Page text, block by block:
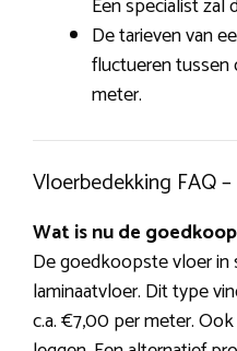
Een specialist zal
De tarieven van
fluctueren
meter.
Vloerbedekking FAQ
Wat is nu de
De goedkoopste vloer
laminaatvloer. Dit type
c.a. €7,00 per meter.